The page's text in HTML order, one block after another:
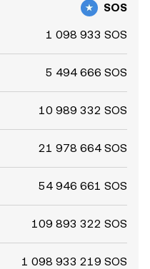
SOS
1 098 933 SOS
5 494 666 SOS
10 989 332 SOS
21 978 664 SOS
54 946 661 SOS
109 893 322 SOS
1 098 933 219 SOS